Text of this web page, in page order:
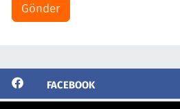
Gönder
FACEBOOK